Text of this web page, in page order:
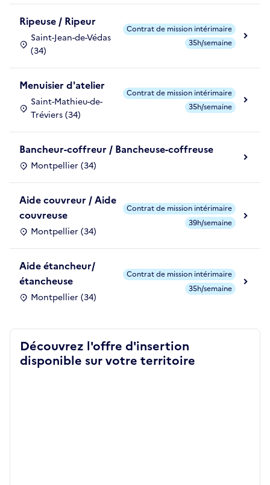
Ripeuse / Ripeur
Saint-Jean-de-Védas
(34)
Contrat de mission intérimaire
35h/semaine
Menuisier d'atelier
Saint-Mathieu-de-
Tréviers (34)
Contrat de mission intérimaire
35h/semaine
Bancheur-coffreur / Bancheuse-coffreuse
Montpellier (34)
Aide couvreur / Aide
couvreuse
Montpellier (34)
Contrat de mission intérimaire
39h/semaine
Aide étancheur/
étancheuse
Montpellier (34)
Contrat de mission intérimaire
35h/semaine
Découvrez l'offre d'insertion
disponible sur votre territoire